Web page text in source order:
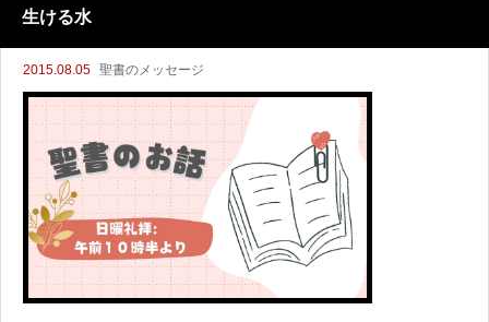
す。クリスマスは神の御子がこの世に真の
生ける水
2015.08.05 聖書のメッセージ